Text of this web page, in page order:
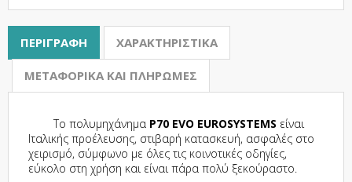
ΠΕΡΙΓΡΑΦΉ ΧΑΡΑΚΤΗΡΙΣΤΙΚΆ
ΜΕΤΑΦΟΡΙΚΆ ΚΑΙ ΠΛΗΡΩΜΈΣ
Το πολυμηχάνημα P70 EVO EUROSYSTEMS είναι
Ιταλικής προέλευσης, στιβαρή κατασκευή, ασφαλές στο
χειρισμό, σύμφωνο με όλες τις κοινοτικές οδηγίες,
εύκολο στη χρήση και είναι πάρα πολύ ξεκούραστο.